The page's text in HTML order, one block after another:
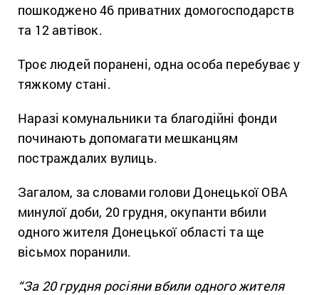
пошкоджено 46 приватних домогосподарств
та 12 автівок.
Троє людей поранені, одна особа перебуває у
тяжкому стані.
Наразі комунальники та благодійні фонди
починають допомагати мешканцям
постраждалих вулиць.
Загалом, за словами голови Донецької ОВА
минулої доби, 20 грудня, окупанти вбили
одного жителя Донецької області та ще
вісьмох поранили.
“За 20 грудня росіяни вбили одного жителя